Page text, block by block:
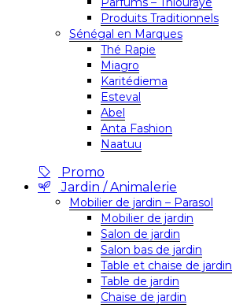
Produits Traditionnels
Sénégal en Marques
Thé Rapie
Miagro
Karitédiema
Esteval
Abel
Anta Fashion
Naatuu
Promo
Jardin / Animalerie
Mobilier de jardin – Parasol
Mobilier de jardin
Salon de jardin
Salon bas de jardin
Table et chaise de jardin
Table de jardin
Chaise de jardin